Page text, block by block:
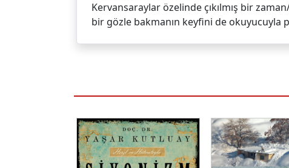
Kervansaraylar özelinde çıkılmış bir
bir gözle bakmanın keyfini de okuyucuyla